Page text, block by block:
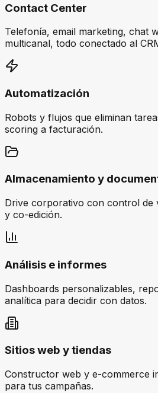
Contact Center
Telefonía, email marketing, chat
multicanal, todo conectado al
Automatización
Robots y flujos que eliminan
scoring a facturación.
Almacenamiento y
Drive corporativo con control de
y co-edición.
Análisis e informes
Dashboards personalizables,
analítica para decidir con datos.
Sitios web y tiendas
Constructor web y e-commerce
para tus campañas.